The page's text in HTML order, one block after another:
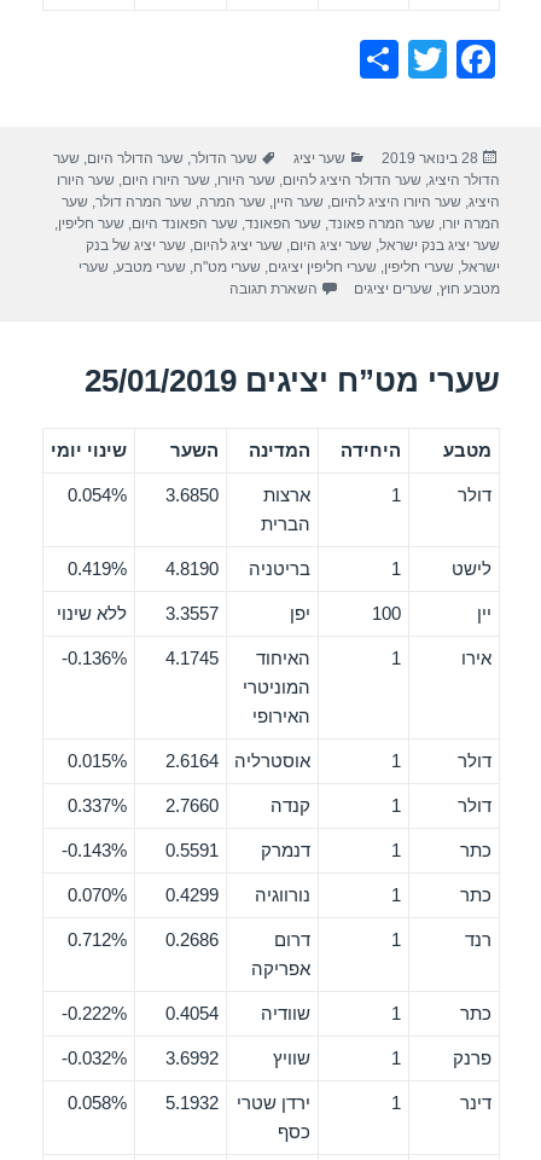
F
e
b
o
o
T
er
e
פורסם
בתאריך
28 בינואר 2019 קטגוריות
שער יציג תגיות
שער הדולר,שער הדולר היום,שער
הדולר היציג,שער הדולר היציג להיום,שער היורו,שער היורו היום,שער היורו
היציג,שער היורו היציג להיום,שער היין,שער המרה,שער המרה דולר,שער
המרה יורו,שער המרה פאונד,שער הפאונד,שער הפאונד היום,שער חליפין,
שער יציג בנק ישראל,שער יציג היום,שער יציג להיום,שער יציג של בנק
ישראל,שערי חליפין,שערי חליפין יציגים,שערי מט"ח,שערי מטבע,שערי
מטבע חוץ,שערים יציגים השארת תגובה
שערי מט”ח יציגים 25/01/2019
מטבע היחידה המדינה השער שינוי יומי
דולר 1
ארצות
הברית
3.6850
0.054%
לישט 1 בריטניה 4.8190
0.419%
יין 100 יפן 3.3557 ללא שינוי
אירו 1
האיחוד
המוניטרי
האירופי
4.1745
0.136%-
דולר 1 אוסטרליה 2.6164
0.015%
דולר 1 קנדה 2.7660
0.337%
כתר 1 דנמרק 0.5591
0.143%-
כתר 1 נורווגיה 0.4299
0.070%
רנד 1
דרום
אפריקה
0.2686
0.712%
כתר 1 שוודיה 0.4054
0.222%-
פרנק 1 שוויץ 3.6992
0.032%-
דינר 1
ירדן שטרי
כסף
5.1932
0.058%